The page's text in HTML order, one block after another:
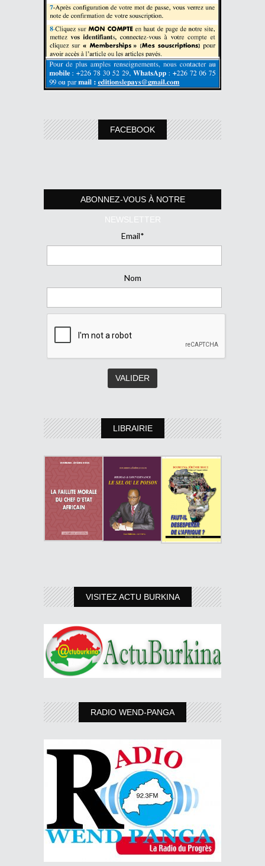
FACEBOOK
ABONNEZ-VOUS À NOTRE
NEWSLETTER
Email*
Nom
LIBRAIRIE
VISITEZ ACTU BURKINA
RADIO WEND-PANGA